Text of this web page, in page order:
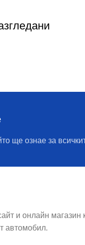
ще ознае за
и онлайн магазин
автомобил.